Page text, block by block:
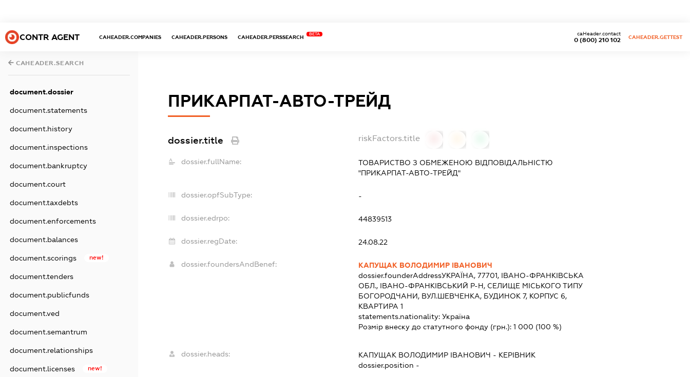
CONTR AGENT CAHEADER.COMPANIES CAHEADER.PERSONS CAHEADER.PERSSEARCH
BETA
0 (800) 210 102
caHeader.contact
CAHEADER.GETTEST
CAHEADER.SEARCH
document.dossier
document.statements
document.history
document.inspections
document.bankruptcy
document.court
document.taxdebts
document.enforcements
document.balances
document.scorings new!
document.tenders
document.publicfunds
document.ved
document.semantrum
document.relationships
document.licenses new!
ПРИКАРПАТ-АВТО-ТРЕЙД
dossier.title riskFactors.title
dossier.fullName:
ТОВАРИСТВО З ОБМЕЖЕНОЮ ВІДПОВІДАЛЬНІСТЮ
"ПРИКАРПАТ-АВТО-ТРЕЙД"
dossier.opfSubType: -
dossier.edrpo: 44839513
dossier.regDate: 24.08.22
dossier.foundersAndBenef:
КАПУЩАК ВОЛОДИМИР ІВАНОВИЧ
dossier.founderAddressУКРАЇНА, 77701, ІВАНО-ФРАНКІВСЬКА
ОБЛ., ІВАНО-ФРАНКІВСЬКИЙ Р-Н, СЕЛИЩЕ МІСЬКОГО ТИПУ
БОГОРОДЧАНИ, ВУЛ.ШЕВЧЕНКА, БУДИНОК 7, КОРПУС 6,
КВАРТИРА 1
statements.nationality: Україна
Розмір внеску до статутного фонду (грн.): 1 000 (100 %)
dossier.heads: КАПУЩАК ВОЛОДИМИР ІВАНОВИЧ - КЕРІВНИК
dossier.position -